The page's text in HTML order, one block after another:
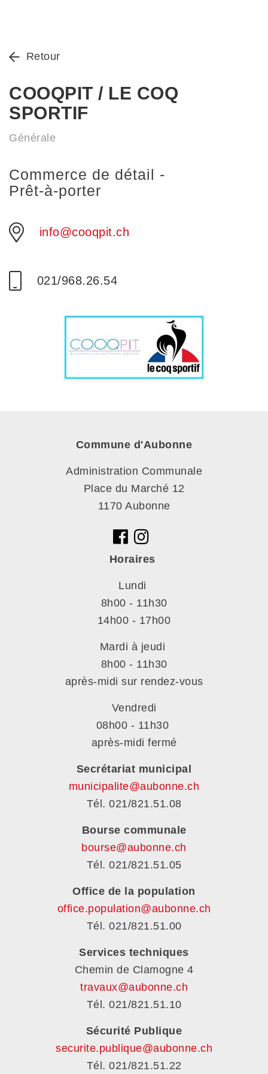
Retour
COOQPIT / LE COQ
SPORTIF
Générale
Commerce de détail -
Prêt-à-porter
info@cooqpit.ch
021/968.26.54
Commune d'Aubonne
Administration Communale
Place du Marché 12
1170 Aubonne
Horaires
Lundi
8h00 - 11h30
14h00 - 17h00
Mardi à jeudi
8h00 - 11h30
après-midi sur rendez-vous
Vendredi
08h00 - 11h30
après-midi fermé
Secrétariat municipal
municipalite@aubonne.ch
Tél. 021/821.51.08
Bourse communale
bourse@aubonne.ch
Tél. 021/821.51.05
Office de la population
office.population@aubonne.ch
Tél. 021/821.51.00
Services techniques
Chemin de Clamogne 4
travaux@aubonne.ch
Tél. 021/821.51.10
Sécurité Publique
securite.publique@aubonne.ch
Tél. 021/821.51.22